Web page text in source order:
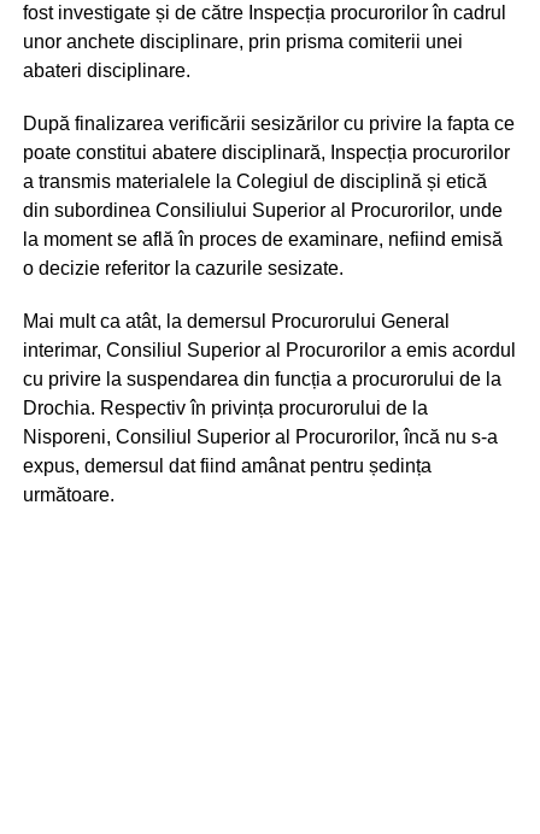
fost investigate și de către Inspecția procurorilor în cadrul
unor anchete disciplinare, prin prisma comiterii unei
abateri disciplinare.
După finalizarea verificării sesizărilor cu privire la fapta ce
poate constitui abatere disciplinară, Inspecția procurorilor
a transmis materialele la Colegiul de disciplină și etică
din subordinea Consiliului Superior al Procurorilor, unde
la moment se află în proces de examinare, nefiind emisă
o decizie referitor la cazurile sesizate.
Mai mult ca atât, la demersul Procurorului General
interimar, Consiliul Superior al Procurorilor a emis acordul
cu privire la suspendarea din funcția a procurorului de la
Drochia. Respectiv în privința procurorului de la
Nisporeni, Consiliul Superior al Procurorilor, încă nu s-a
expus, demersul dat fiind amânat pentru ședința
următoare.